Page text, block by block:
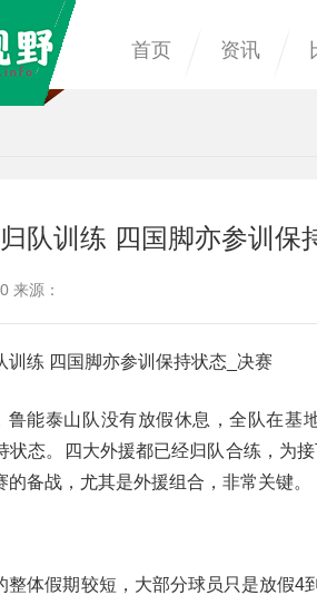
首页 资讯
队训练 四国脚亦参训保
来源：
训练 四国脚亦参训保持状态_决赛
鲁能泰山队没有放假休息，全队在基
状态。四大外援都已经归队合练，为
备战，尤其是外援组合，非常关键。
整体假期较短，大部分球员只是放假